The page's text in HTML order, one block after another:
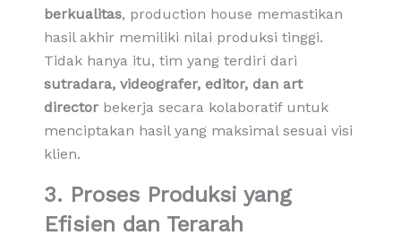
berkualitas, production house memastikan
hasil akhir memiliki nilai produksi tinggi.
Tidak hanya itu, tim yang terdiri dari
sutradara, videografer, editor, dan art
directorbekerja secara kolaboratif untuk
menciptakan hasil yang maksimal sesuai visi
klien.
3. Proses Produksi yang
Efisien dan Terarah